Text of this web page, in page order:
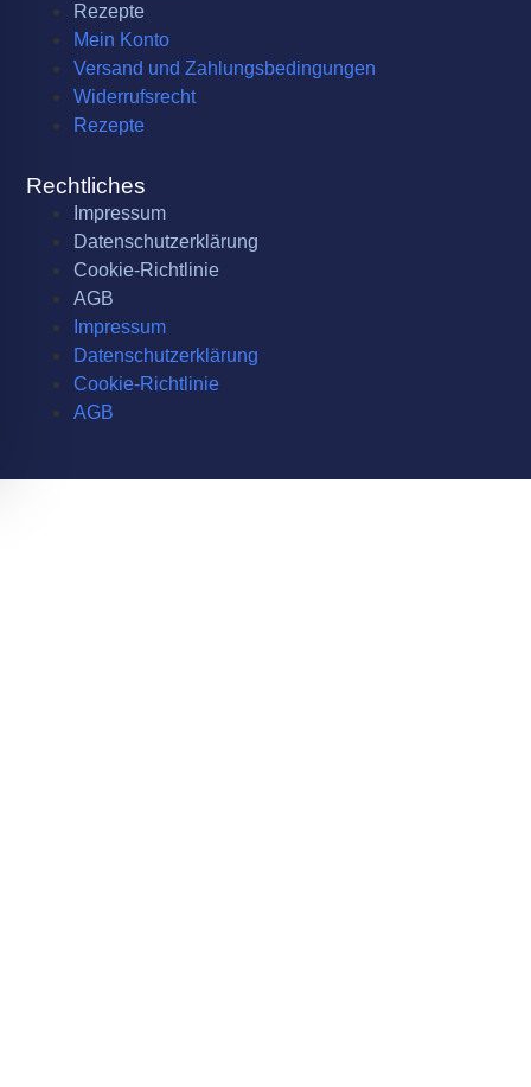
Rezepte
Mein Konto
Versand und Zahlungsbedingungen
Widerrufsrecht
Rezepte
Rechtliches
Impressum
Datenschutzerklärung
Cookie-Richtlinie
AGB
Impressum
Datenschutzerklärung
Cookie-Richtlinie
AGB